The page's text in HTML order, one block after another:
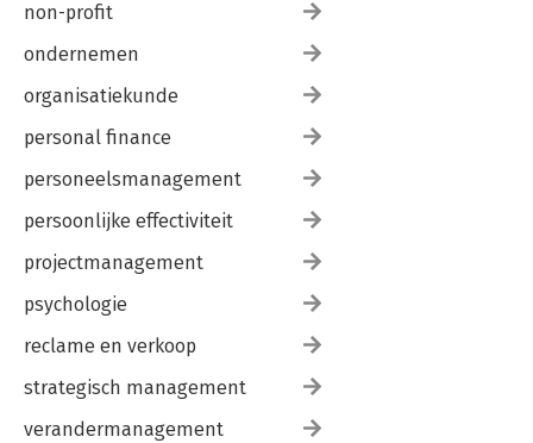
non-profit
ondernemen
organisatiekunde
personal finance
personeelsmanagement
persoonlijke effectiviteit
projectmanagement
psychologie
reclame en verkoop
strategisch management
verandermanagement